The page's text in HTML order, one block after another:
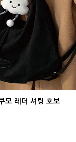
모 레더 셔링 호보